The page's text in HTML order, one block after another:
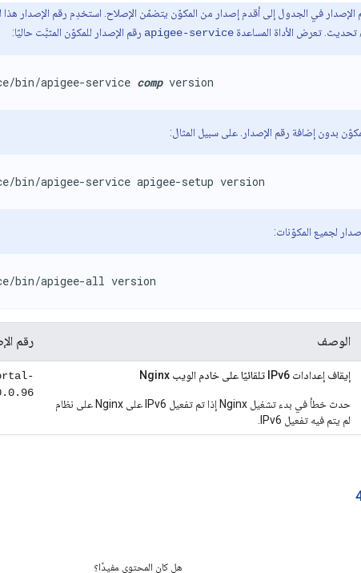
الإصدار في الجدول إلى أقدم إصدار من المكوّن يتضمّن الإصلاح. استخدِم رقم الإصدار هذا
تحديث. تعرض الأداة المساعدة apigee-service رقم الإصدار للمكوّن المثبَّت حاليًا:
bin/apigee-service comp version
بدون إضافة رقم الإصدار. على سبيل المثال:
bin/apigee-service apigee-setup version
لجميع المكوّنات:
bin/apigee-all version
الوصف رقم
إيقاف إعدادات IPv6 تلقائيًا على خادم الويب Nginx
حدث خطأ في بدء تشغيل Nginx إذا تم تفعيل IPv6 على Nginx على نظام
لم يتم فيه تفعيل IPv6.
هل كان المحتوى مفيدًا؟